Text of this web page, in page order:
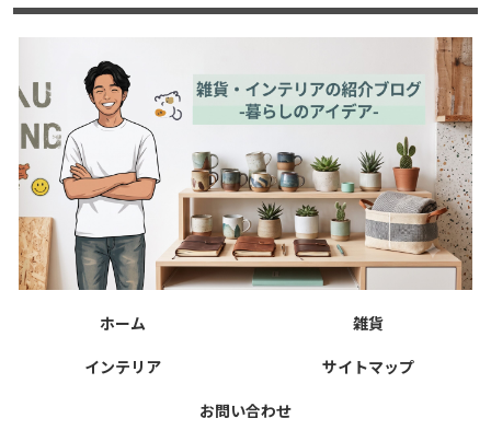
ホーム
雑貨
インテリア
サイトマップ
お問い合わせ